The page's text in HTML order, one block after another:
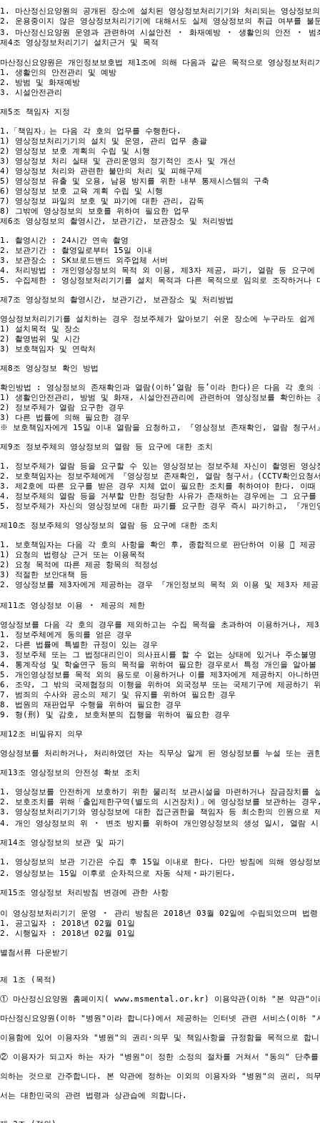
1. 마산정신요양원의 공개된 장소에 설치된 영상정보처리기기와 처리되는 영상
2. 운용중이지 않은 영상정보처리기기에 대해서도 실제 영상정보의 취급 여부를 불
3. 마산정신요양원 운영과 관련하여 시설안전 ‧ 화재예방 ‧ 생활인의 안전 ‧ 범
제4조 영상정보처리기기 설치근거 및 목적
마산정신요양원은 개인정보보호법 제1조에 의해 다음과 같은 목적으로 영상정보처
1. 생활인의 안전관리 및 예방
2. 방범 및 화재예방
3. 시설안전관리
제5조 책임자 지정
1.「책임자」는 다음 각 호의 업무를 수행한다.
1) 영상정보처리기기의 설치 및 운영, 관리 업무 총괄
2) 영상정보 보호 계획의 수립 및 시행
3) 영상정보 처리 실태 및 관리운영의 정기적인 조사 및 개선
4) 영상정보 처리와 관련한 불만의 처리 및 피해구제
5) 영상정보 유출 및 오용, 남용 방지를 위한 내부 통제시스템의 구축
6) 영상정보 보호 교육 계획 수립 및 시행
7) 영상정보 파일의 보호 및 파기에 대한 관리, 감독
8) 그밖에 영상정보의 보호를 위하여 필요한 업무
제6조 영상정보의 촬영시간, 보관기간, 보관장소 및 처리방법
1. 촬영시간 : 24시간 연속 촬영
2. 보관기간 : 촬영일로부터 15일 이내
3. 보관장소 : SK브로드밴드 외주업체 서버
4. 처리방법 : 개인영상정보의 목적 외 이용, 제3자 제공, 파기, 열람 등 요구에
5. 수집제한 : 영상정보처리기기를 설치 목적과 다른 목적으로 임의로 조작하거
제7조 영상정보의 촬영시간, 보관기간, 보관장소 및 처리방법
영상정보처리기기를 설치하는 경우 정보주체가 알아보기 쉬운 장소에 누구라도
1) 설치목적 및 장소
2) 촬영범위 및 시간
3) 보호책임자 및 연락처
제8조 영상정보 확인 방법
확인방법 : 영상정보의 존재확인과 열람(이하‘열람 등’이라 한다)은 다음 각 호
1) 생활인안전관리, 방범 및 화재, 시설안전관리에 관련하여 영상정보를 확인하는
2) 정보주체가 열람 요구한 경우
3) 다른 법률에 의해 필요한 경우
※ 보호책임자에게 15일 이내 열람을 요청하고, 『영상정보 존재확인, 열람 청구서
제9조 정보주체의 영상정보의 열람 등 요구에 대한 조치
1. 정보주체가 열람 등을 요구할 수 있는 영상정보는 정보주체 자신이 촬영된 영
2. 보호책임자는 정보주체에게 『영상정보 존재확인, 열람 청구서』(CCTV확인요
3. 제2호에 따른 요구를 받은 경우 지체 없이 필요한 조치를 취하여야 한다. 이때
4. 정보주체의 열람 등을 거부할 만한 정당한 사유가 존재하는 경우에는 그 요구
5. 정보주체가 자신의 영상정보에 대한 파기를 요구한 경우 즉시 파기하고, 『개
제10조 정보주체의 영상정보의 열람 등 요구에 대한 조치
1. 보호책임자는 다음 각 호의 사항을 확인 후, 종합적으로 판단하여 이용  제공
1) 요청의 법령상 근거 또는 이용목적
2) 요청 목적에 따른 제공 항목의 적정성
3) 적절한 보안대책 등
2. 영상정보를 제3자에게 제공하는 경우 『개인정보의 목적 외 이용 및 제3자 제
제11조 영상정보 이용 ‧ 제공의 제한
영상정보를 다음 각 호의 경우를 제외하고는 수집 목적을 초과하여 이용하거나, 제
1. 정보주체에게 동의를 얻은 경우
2. 다른 법률에 특별한 규정이 있는 경우
3. 정보주체 또는 그 법정대리인이 의사표시를 할 수 없는 상태에 있거나 주소불
4. 통계작성 및 학술연구 등의 목적을 위하여 필요한 경우로서 특정 개인을 알아
5. 개인영상정보를 목적 외의 용도로 이용하거나 이를 제3자에게 제공하지 아니
6. 조약, 그 밖의 국제협정의 이행을 위하여 외국정부 또는 국제기구에 제공하기
7. 범죄의 수사와 공소의 제기 및 유지를 위하여 필요한 경우
8. 법원의 재판업무 수행을 위하여 필요한 경우
9. 형(刑) 및 감호, 보호처분의 집행을 위하여 필요한 경우
제12조 비밀유지 의무
영상정보를 처리하거나, 처리하였던 자는 직무상 알게 된 영상정보를 누설 또는
제13조 영상정보의 안전성 확보 조치
1. 영상정보를 안전하게 보호하기 위한 물리적 보관시설을 마련하거나 잠금장치를
2. 보호조치를 위해「출입제한구역(별도의 시건장치)」에 영상정보를 보관하는
3. 영상정보처리기기와 영상정보에 대한 접근권한을 책임자 등 최소한의 인원으로
4. 개인 영상정보의 위 ‧ 변조 방지를 위하여 개인영상정보의 생성 일시, 열람
제14조 영상정보의 보관 및 파기
1. 영상정보의 보관 기간은 수집 후 15일 이내로 한다. 다만 방침에 의해 영상
2. 영상정보는 15일 이후로 순차적으로 자동 삭제‧파기된다.
제15조 영상정보 처리방침 변경에 관한 사항
이 영상정보처리기기 운영 ‧ 관리 방침은 2018년 03월 02일에 수립되었으며
1. 공고일자 : 2018년 02월 01일
2. 시행일자 : 2018년 02월 01일
별첨서류 다운받기
제 1조 (목적)
① 마산정신요양원 홈페이지( www.msmental.or.kr) 이용약관(이하 "본 약관"이
마산정신요양원(이하 "병원"이라 합니다)에서 제공하는 인터넷 관련 서비스(이하 "
이용함에 있어 이용자와 "병원"의 권리·의무 및 책임사항을 규정함을 목적으로 합
② 이용자가 되고자 하는 자가 "병원"이 정한 소정의 절차를 거쳐서 "동의" 단추
의하는 것으로 간주합니다. 본 약관에 정하는 이외의 이용자와 "병원"의 권리, 의
서는 대한민국의 관련 법령과 상관습에 의합니다.